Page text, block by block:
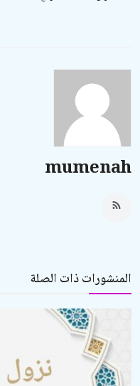
mumenah
المنشورات ذات الصلة